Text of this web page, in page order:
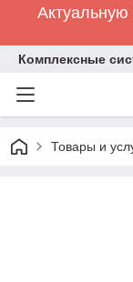
Актуальную
Комплексные
Товары и